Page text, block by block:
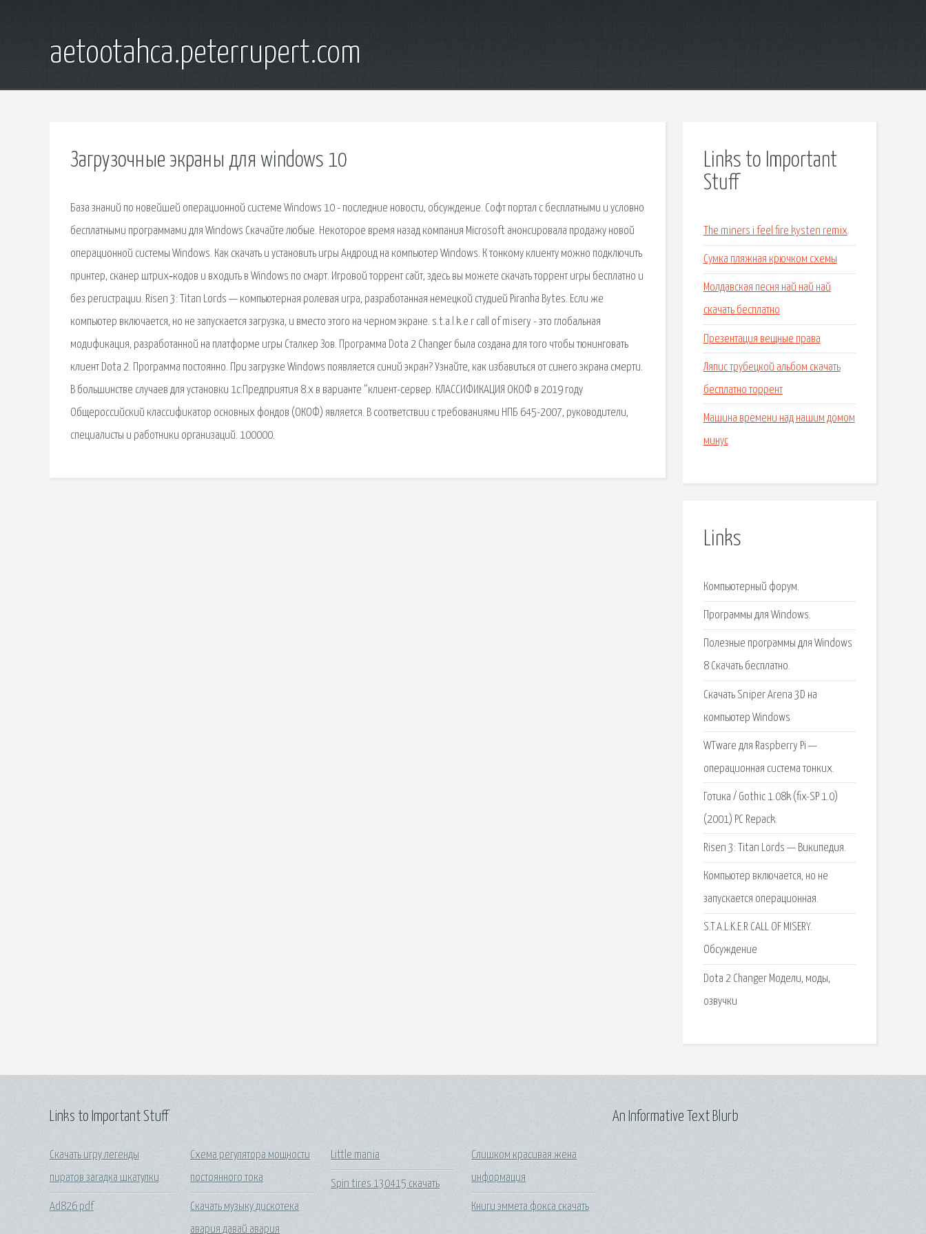
aetootahca.peterrupert.com
Загрузочные экраны для windows 10
База знаний по новейшей операционной системе Windows 10 - последние новости, обсуждение. Софт портал с бесплатными и условно
бесплатными программами для Windows Скачайте любые. Некоторое время назад компания Microsoft анонсировала продажу новой
операционной системы Windows. Как скачать и установить игры Андроид на компьютер Windows. К тонкому клиенту можно подключить
принтер, сканер штрих‑кодов и входить в Windows по смарт. Игровой торрент сайт, здесь вы можете скачать торрент игры бесплатно и
без регистрации. Risen 3: Titan Lords — компьютерная ролевая игра, разработанная немецкой студией Piranha Bytes. Если же
компьютер включается, но не запускается загрузка, и вместо этого на черном экране. s.t.a.l.k.e.r call of misery - это глобальная
модификация, разработанной на платформе игры Сталкер Зов. Программа Dota 2 Changer была создана для того чтобы тюнинговать
клиент Dota 2. Программа постоянно. При загрузке Windows появляется синий экран? Узнайте, как избавиться от синего экрана смерти.
В большинстве случаев для установки 1c:Предприятия 8.х в варианте “клиент-сервер. КЛАССИФИКАЦИЯ ОКОФ в 2019 году
Общероссийский классификатор основных фондов (ОКОФ) является. В соответствии с требованиями НПБ 645-2007, руководители,
специалисты и работники организаций. 100000.
Links to Important
Stuff
The miners i feel fire kysten remix
Сумка пляжная крючком схемы
Молдавская песня най най най
скачать бесплатно
Презентация вещные права
Ляпис трубецкой альбом скачать
бесплатно торрент
Машина времени над нашим домом
минус
Links
Компьютерный форум.
Программы для Windows.
Полезные программы для Windows
8 Скачать бесплатно.
Cкачать Sniper Arena 3D на
компьютер Windows
WTware для Raspberry Pi —
операционная система тонких.
Готика / Gothic 1.08k (fix-SP 1.0)
(2001) PC Repack.
Risen 3: Titan Lords — Википедия.
Компьютер включается, но не
запускается операционная.
S.T.A.L.K.E.R CALL OF MISERY.
Обсуждение
Dota 2 Changer Модели, моды,
озвучки
Links to Important Stuff
Скачать игру легенды
пиратов загадка шкатулки
Ad826 pdf
Схема регулятора мощности
постоянного тока
Скачать музыку дискотека
авария давай авария
Little mania
Spin tires 130415 скачать
Слишком красивая жена
информация
Книги эммета фокса скачать
An Informative Text Blurb